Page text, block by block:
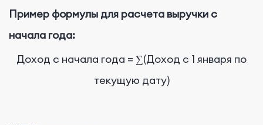
Пример формулы для расчета выручки с
начала года:
Доход с начала года = ∑(Доход с 1 января по
текущую дату)